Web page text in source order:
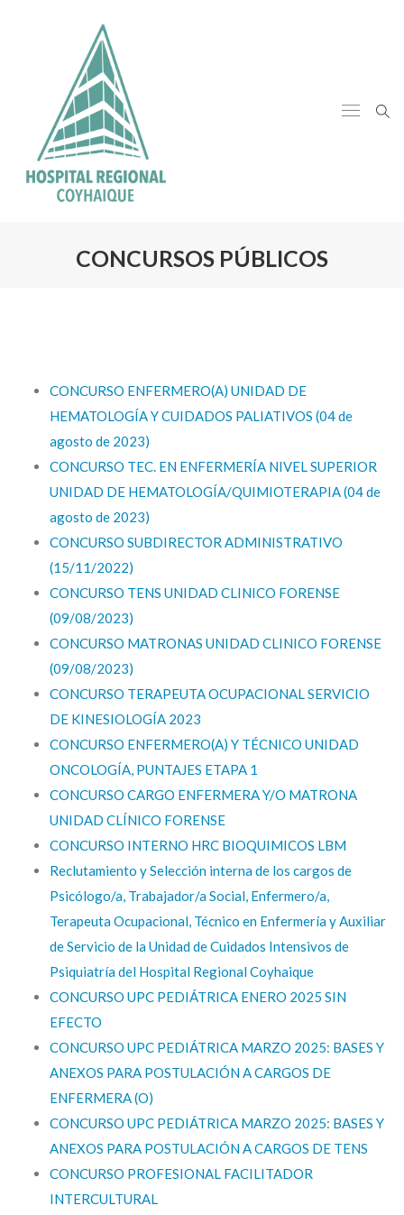
CONCURSOS PÚBLICOS
CONCURSO ENFERMERO(A) UNIDAD DE
HEMATOLOGÍA Y CUIDADOS PALIATIVOS (04 de
agosto de 2023)
CONCURSO TEC. EN ENFERMERÍA NIVEL SUPERIOR
UNIDAD DE HEMATOLOGÍA/QUIMIOTERAPIA (04 de
agosto de 2023)
CONCURSO SUBDIRECTOR ADMINISTRATIVO
(15/11/2022)
CONCURSO TENS UNIDAD CLINICO FORENSE
(09/08/2023)
CONCURSO MATRONAS UNIDAD CLINICO FORENSE
(09/08/2023)
CONCURSO TERAPEUTA OCUPACIONAL SERVICIO
DE KINESIOLOGÍA 2023
CONCURSO ENFERMERO(A) Y TÉCNICO UNIDAD
ONCOLOGÍA, PUNTAJES ETAPA 1
CONCURSO CARGO ENFERMERA Y/O MATRONA
UNIDAD CLÍNICO FORENSE
CONCURSO INTERNO HRC BIOQUIMICOS LBM
Reclutamiento y Selección interna de los cargos de
Psicólogo/a, Trabajador/a Social, Enfermero/a,
Terapeuta Ocupacional, Técnico en Enfermería y Auxiliar
de Servicio de la Unidad de Cuidados Intensivos de
Psiquiatría del Hospital Regional Coyhaique
CONCURSO UPC PEDIÁTRICA ENERO 2025 SIN
EFECTO
CONCURSO UPC PEDIÁTRICA MARZO 2025: BASES Y
ANEXOS PARA POSTULACIÓN A CARGOS DE
ENFERMERA (O)
CONCURSO UPC PEDIÁTRICA MARZO 2025: BASES Y
ANEXOS PARA POSTULACIÓN A CARGOS DE TENS
CONCURSO PROFESIONAL FACILITADOR
INTERCULTURAL